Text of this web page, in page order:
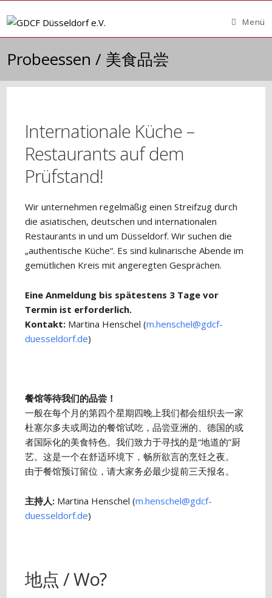
Inhalt
Menü
Probeessen / 美食品尝
Internationale Küche –
Restaurants auf dem
Prüfstand!
Wir unternehmen regelmäßig einen Streifzug durch
die asiatischen, deutschen und internationalen
Restaurants in und um Düsseldorf. Wir suchen die
„authentische Küche“. Es sind kulinarische Abende im
gemütlichen Kreis mit angeregten Gesprächen.
Eine Anmeldung bis spätestens 3 Tage vor
Termin ist erforderlich.
Kontakt: Martina Henschel (m.henschel@gdcf-
duesseldorf.de)
餐馆等待我们的品尝！
一般在每个月的第四个星期四晚上我们都会组织去一家
杜塞尔多夫或周边的餐馆试吃，品尝亚洲的、德国的或
者国际化的美食特色。我们致力于寻找的是“地道的”厨
艺。这是一个在舒适环境下，畅所欲言的烹饪之夜。
由于餐馆预订留位，请大家务必最少提前三天报名。
主持人: Martina Henschel (m.henschel@gdcf-
duesseldorf.de)
地点 / Wo?